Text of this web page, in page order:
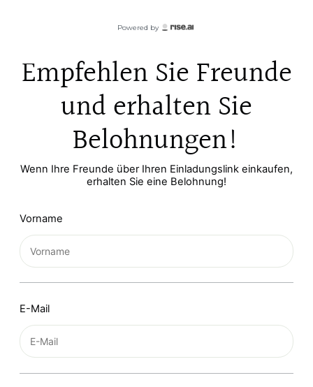
Empfehlen Sie Freunde
und erhalten Sie
Belohnungen!
Wenn Ihre Freunde über Ihren Einladungslink einkaufen,
erhalten Sie eine Belohnung!
Vorname
E-Mail